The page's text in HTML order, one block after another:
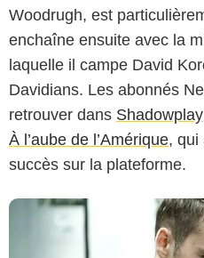
Woodrugh, est
enchaîne ensuite avec la
laquelle il campe David
Davidians. Les abonnés
retrouver dans Shadowplay
À l’aube de l’Amérique, qui
succès sur la plateforme.